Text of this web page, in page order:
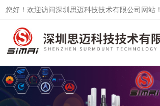
您好！欢迎访问深圳思迈科技技术有限公司网站！